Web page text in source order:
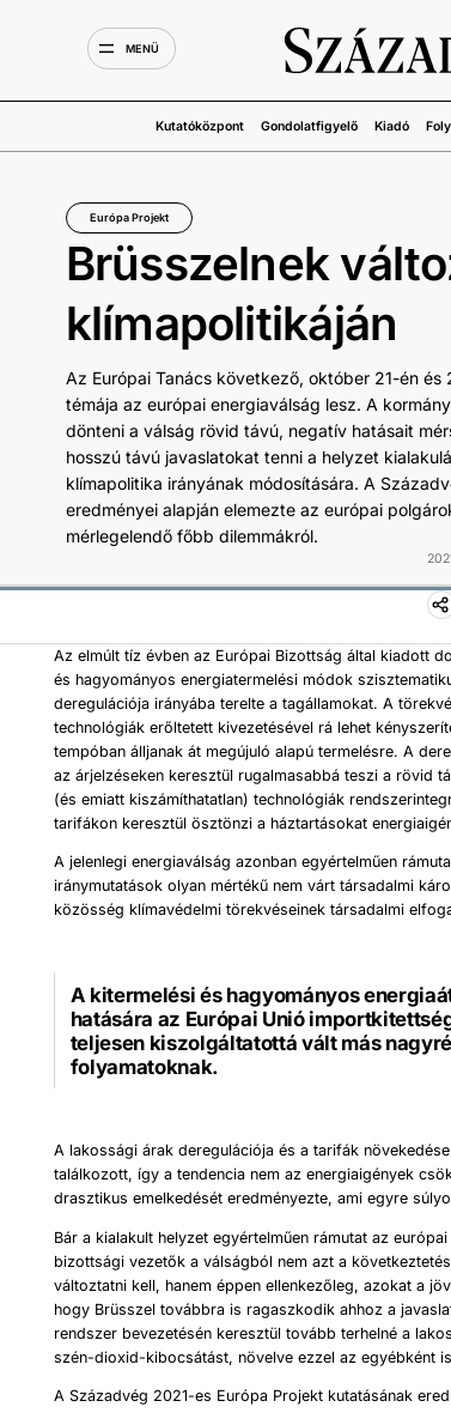
MENÜ
Kutatóközpont Gondolatfigyelő Kiadó
Európa Projekt
Brüsszelnek
klímapolitikáján
Az Európai Tanács következő, október 21-én
témája az európai energiaválság lesz. A
dönteni a válság rövid távú, negatív hatásait
hosszú távú javaslatokat tenni a helyzet
klímapolitika irányának módosítására. A
eredményei alapján elemezte az európai
mérlegelendő főbb dilemmákról.
Az elmúlt tíz évben az Európai Bizottság által kiadott
és hagyományos energiatermelési módok
deregulációja irányába terelte a tagállamokat. A
technológiák erőltetett kivezetésével rá lehet
tempóban álljanak át megújuló alapú termelésre. A
az árjelzéseken keresztül rugalmasabbá teszi a rövid
(és emiatt kiszámíthatatlan) technológiák
tarifákon keresztül ösztönzi a háztartásokat
A jelenlegi energiaválság azonban egyértelműen
iránymutatások olyan mértékű nem várt társadalmi
közösség klímavédelmi törekvéseinek társadalmi
A kitermelési és hagyományos
hatására az Európai Unió
teljesen kiszolgáltatottá vált más
folyamatoknak.
A lakossági árak deregulációja és a tarifák
találkozott, így a tendencia nem az energiaigények
drasztikus emelkedését eredményezte, ami egyre
Bár a kialakult helyzet egyértelműen rámutat az
bizottsági vezetők a válságból nem azt a
változtatni kell, hanem éppen ellenkezőleg, azokat a
hogy Brüsszel továbbra is ragaszkodik ahhoz a
rendszer bevezetésén keresztül tovább terhelné a
szén-dioxid-kibocsátást, növelve ezzel az egyébként
A Századvég 2021-es Európa Projekt kutatásának